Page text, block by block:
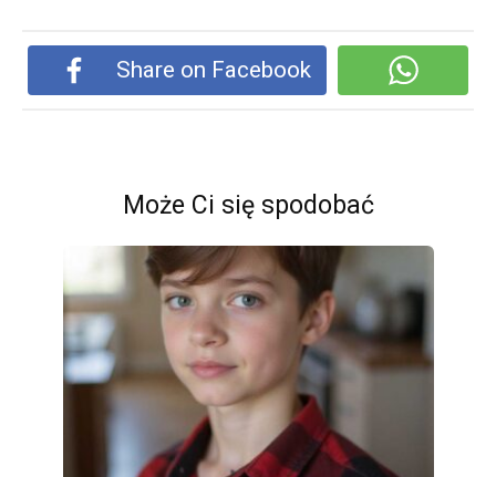
Share on Facebook
Może Ci się spodobać